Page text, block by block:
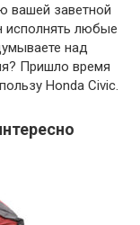
вашей заветной
исполнять любые
над
Пришло время
Honda Civic.